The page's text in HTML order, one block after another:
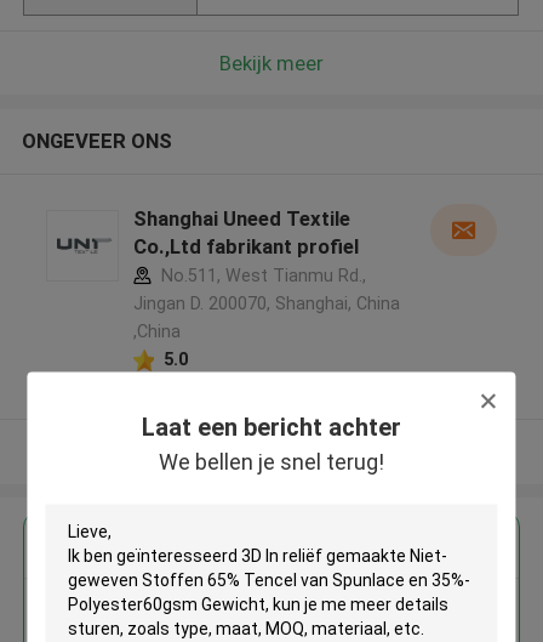
Laat een bericht achter
We bellen je snel terug!
Bekijk meer
ONGEVEER ONS
Shanghai Uneed Textile
Co.,Ltd fabrikant profiel
No.511, West Tianmu Rd.,
Jingan D. 200070, Shanghai, China
,China
5.0
Bekijk meer
Krijg de beste prijs voor
3D In reliëf gemaakte Niet-